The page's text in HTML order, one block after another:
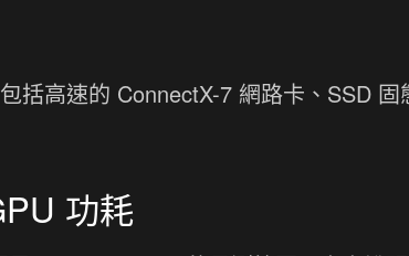
括高速的 ConnectX-7 網路卡、SSD 固
功耗